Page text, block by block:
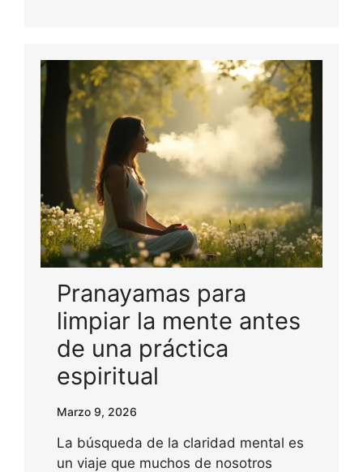
Pranayamas para
limpiar la mente antes
de una práctica
espiritual
Marzo 9, 2026
La búsqueda de la claridad mental es
un viaje que muchos de nosotros